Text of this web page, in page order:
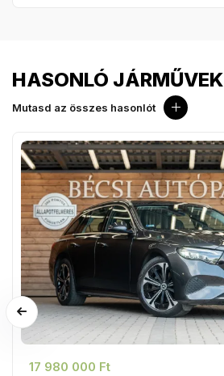
HASONLÓ JÁRMŰVEK
Mutasd az összes hasonlót
17 980 000 Ft